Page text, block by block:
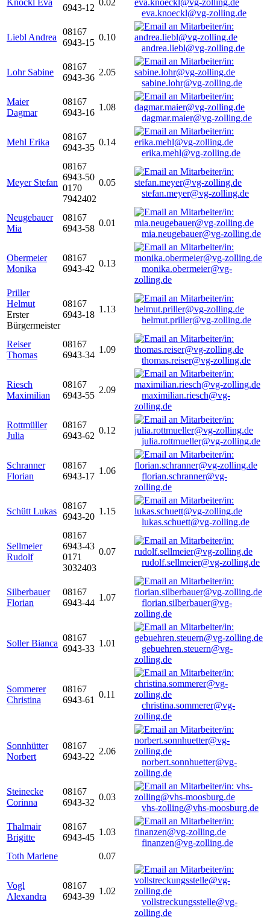
Knöckl Eva
6943-12
0.02
eva.knoeckl@vg-zolling.de
Liebl Andrea
08167
6943-15
0.10
andrea.liebl@vg-zolling.de
Lohr Sabine
08167
6943-36
2.05
sabine.lohr@vg-zolling.de
Maier
Dagmar
08167
6943-16
1.08
dagmar.maier@vg-zolling.de
Mehl Erika
08167
6943-35
0.14
erika.mehl@vg-zolling.de
Meyer Stefan
08167
6943-50
0170
7942402
0.05
stefan.meyer@vg-zolling.de
Neugebauer
Mia
08167
6943-58
0.01
mia.neugebauer@vg-zolling.de
Obermeier
Monika
08167
6943-42
0.13
monika.obermeier@vg-
zolling.de
Priller
Helmut
Erster
Bürgermeister
08167
6943-18
1.13
helmut.priller@vg-zolling.de
Reiser
Thomas
08167
6943-34
1.09
thomas.reiser@vg-zolling.de
Riesch
Maximilian
08167
6943-55
2.09
maximilian.riesch@vg-
zolling.de
Rottmüller
Julia
08167
6943-62
0.12
julia.rottmueller@vg-zolling.de
Schranner
Florian
08167
6943-17
1.06
florian.schranner@vg-
zolling.de
Schütt Lukas
08167
6943-20
1.15
lukas.schuett@vg-zolling.de
Sellmeier
Rudolf
08167
6943-43
0171
3032403
0.07
rudolf.sellmeier@vg-zolling.de
Silberbauer
Florian
08167
6943-44
1.07
florian.silberbauer@vg-
zolling.de
Soller Bianca
08167
6943-33
1.01
gebuehren.steuern@vg-
zolling.de
Sommerer
Christina
08167
6943-61
0.11
christina.sommerer@vg-
zolling.de
Sonnhütter
Norbert
08167
6943-22
2.06
norbert.sonnhuetter@vg-
zolling.de
Steinecke
Corinna
08167
6943-32
0.03
vhs-zolling@vhs-moosburg.de
Thalmair
Brigitte
08167
6943-45
1.03
finanzen@vg-zolling.de
Toth Marlene
0.07
Vogl
Alexandra
08167
6943-39
1.02
vollstreckungsstelle@vg-
zolling.de